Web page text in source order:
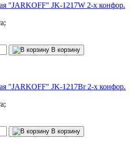
"JARKOFF" JK-1217W 2-х конфор.
В корзину
"JARKOFF" JK-1217Br 2-х конфор.
В корзину